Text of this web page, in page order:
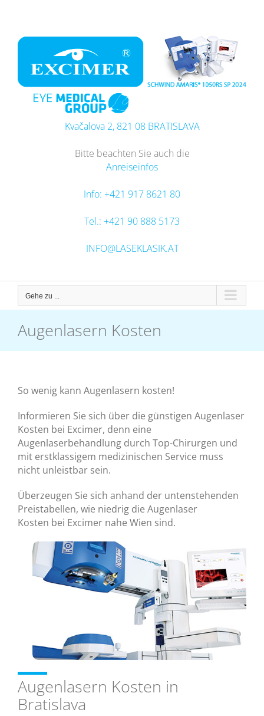
Kvačalova 2, 821 08 BRATISLAVA
Bitte beachten Sie auch die
Anreiseinfos
Info: +421 917 8621 80
Tel.: +421 90 888 5173
INFO@LASEKLASIK.AT
Gehe zu ...
Augenlasern Kosten
So wenig kann Augenlasern kosten!
Informieren Sie sich über die günstigen Augenlaser
Kosten bei Excimer, denn eine
Augenlaserbehandlung durch Top-Chirurgen und
mit erstklassigem medizinischen Service muss
nicht unleistbar sein.
Überzeugen Sie sich anhand der untenstehenden
Preistabellen, wie niedrig die Augenlaser
Kosten bei Excimer nahe Wien sind.
Augenlasern Kosten in
Bratislava